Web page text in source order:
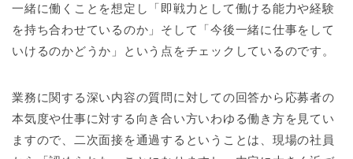
一緒に働くことを想定し「即戦力として働ける能力や経験
を持ち合わせているのか」そして「今後一緒に仕事をして
いけるのかどうか」という点をチェックしているのです。
業務に関する深い内容の質問に対しての回答から応募者の
本気度や仕事に対する向き合い方いわゆる働き方を見てい
ますので、二次面接を通過するということは、現場の社員